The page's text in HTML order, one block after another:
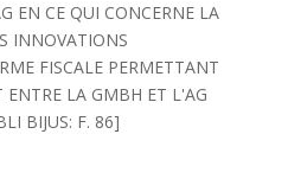
EN CE QUI CONCERNE LA
INNOVATIONS
FISCALE PERMETTANT
LA GMBH ET L'AG
BIJUS: F. 86]